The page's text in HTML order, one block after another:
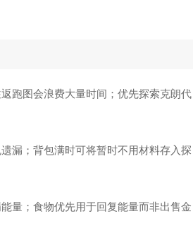
跑图会浪费大量时间；优先探索克朗代
漏；背包满时可将暂时不用材料存入探
量；食物优先用于回复能量而非出售金